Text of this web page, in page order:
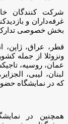
شرکت کنندگان
غرفه‌داران و
بخش خصوصی
قطر، عراق، ژاپن،
ونزوئلا از جمله
عمان، روسیه،
لبنان، لیبی،
که در نمایشگاه
همچنین در